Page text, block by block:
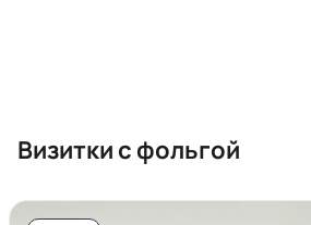
Визитки с фольгой